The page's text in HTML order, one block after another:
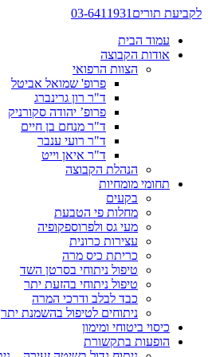
לקביעת תורים 03-6411931
עמוד הבית
אודות הקבוצה
הצוות הרפואי
פרופ' שמואל אביטל
ד"ר רון גרינברג
פרופ’ יהודה סקורניק
ד"ר מנחם בן חיים
ד"ר רועי ענבר
ד"ר איאן וייט
הנהלת הקבוצה
תחומי מומחיות
בקעים
מחלות פי הטבעת
מעי גס ולפרוספקופיה
עצירות כרונית
כריתת כיס מרה
טיפול ניתוחי בסרטן השד
טיפול ניתוחי בהזעת יתר
כבד לבלב ודרכי המרה
ניתוחים לטיפול בהשמנת יתר
כיסוי ביטוחי ומימון
הופעות בתקשורת